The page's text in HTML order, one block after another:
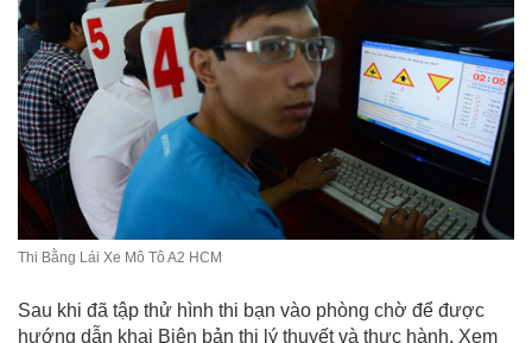
Thi Bằng Lái Xe Mô Tô A2 HCM
Sau khi đã tập thử hình thi bạn vào phòng chờ để được
hướng dẫn khai Biên bản thi lý thuyết và thực hành. Xem